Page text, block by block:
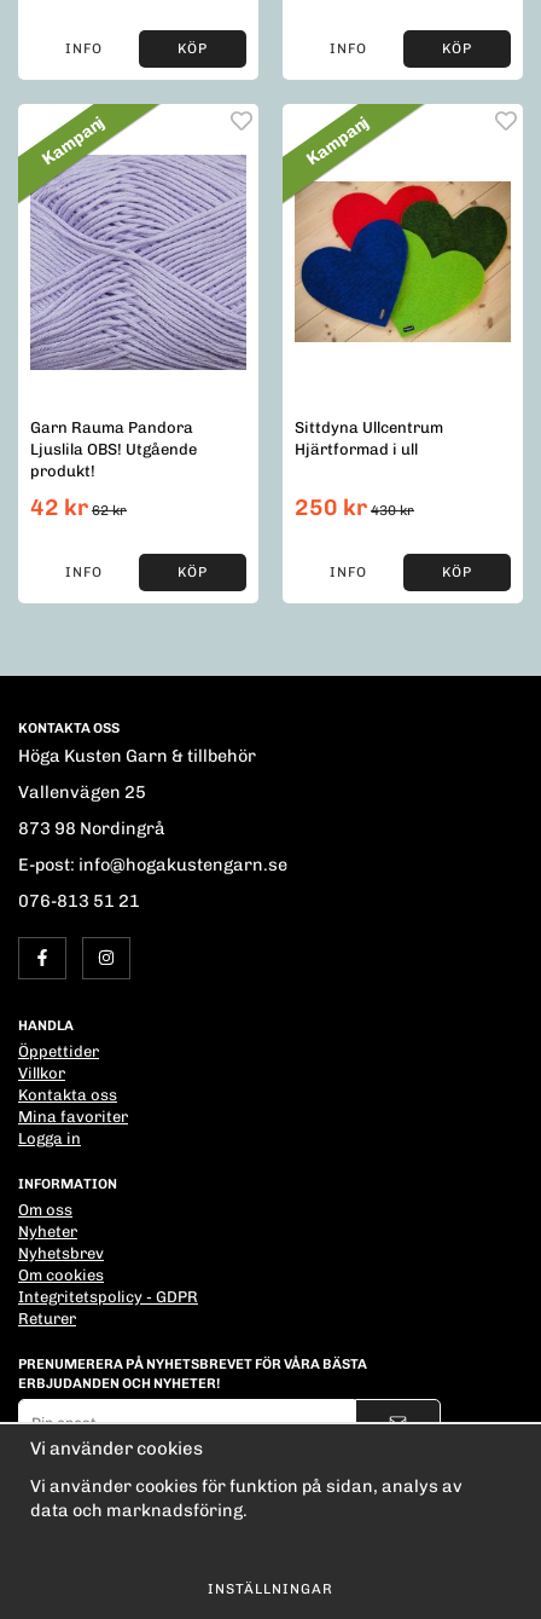
INFO KÖP INFO KÖP
Kampanj
Garn Rauma Pandora
Ljuslila OBS! Utgående
produkt!
42 kr 62 kr
INFO KÖP
Kampanj
Sittdyna Ullcentrum
Hjärtformad i ull
250 kr 430 kr
INFO KÖP
KONTAKTA OSS
Höga Kusten Garn & tillbehör
Vallenvägen 25
873 98 Nordingrå
E-post: info@hogakustengarn.se
076-813 51 21
HANDLA
Öppettider
Villkor
Kontakta oss
Mina favoriter
Logga in
INFORMATION
Om oss
Nyheter
Nyhetsbrev
Om cookies
Integritetspolicy - GDPR
Returer
PRENUMERERA PÅ NYHETSBREVET FÖR VÅRA BÄSTA
ERBJUDANDEN OCH NYHETER!
E-
De uppgifter du matar in kommer endast användas till våra nyhetsbrev.
Vi använder cookies
Vi använder cookies för funktion på sidan, analys av
data och marknadsföring.
INSTÄLLNINGAR